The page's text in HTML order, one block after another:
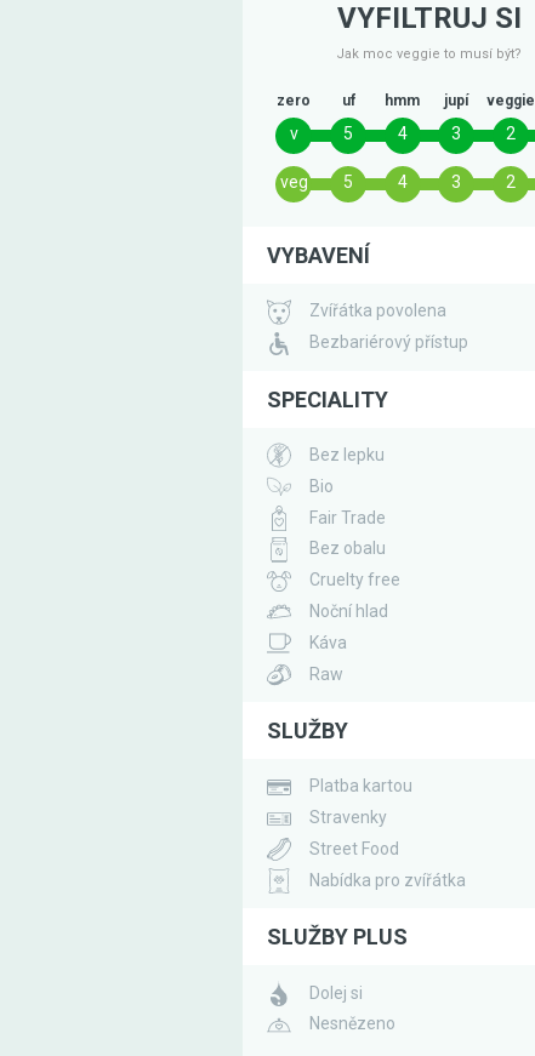
VYFILTRUJ SI
Jak moc veggie to musí být?
zero uf hmm jupí veggie
v 5 4 3 2
veg 5 4 3 2
VYBAVENÍ
Zvířátka povolena
Bezbariérový přístup
SPECIALITY
Bez lepku
Bio
Fair Trade
Bez obalu
Cruelty free
Noční hlad
Káva
Raw
SLUŽBY
Platba kartou
Stravenky
Street Food
Nabídka pro zvířátka
SLUŽBY PLUS
Dolej si
Nesnězeno